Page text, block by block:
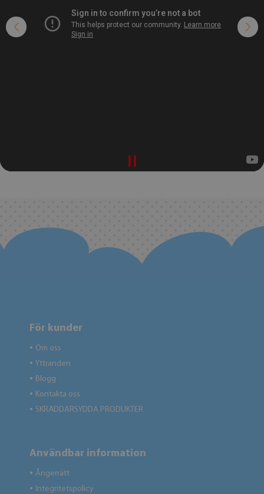
För kunder
● Om oss
● Yttranden
● Blogg
● Kontakta oss
● SKRÄDDARSYDDA PRODUKTER
Användbar information
● Ångerrätt
● Integritetspolicy